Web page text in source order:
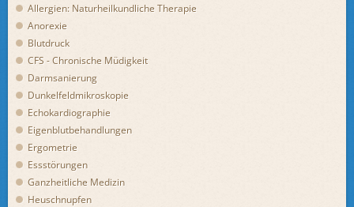
Allergien: Naturheilkundliche Therapie
Anorexie
Blutdruck
CFS - Chronische Müdigkeit
Darmsanierung
Dunkelfeldmikroskopie
Echokardiographie
Eigenblutbehandlungen
Ergometrie
Essstörungen
Ganzheitliche Medizin
Heuschnupfen